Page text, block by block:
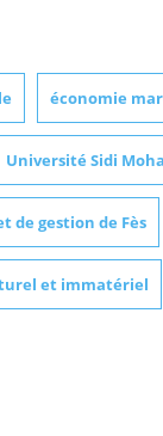
économie
Université Sidi
de gestion de Fès
et immatériel